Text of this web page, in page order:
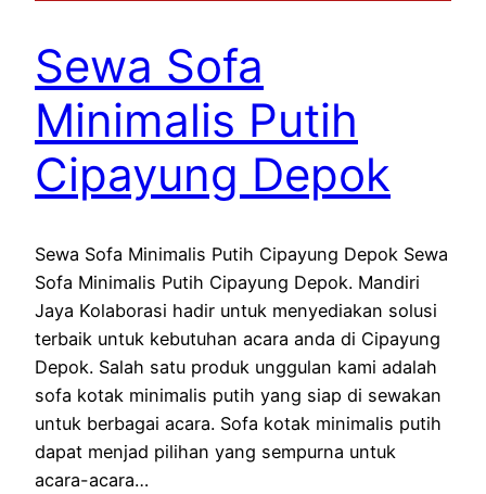
Sewa Sofa
Minimalis Putih
Cipayung Depok
Sewa Sofa Minimalis Putih Cipayung Depok Sewa
Sofa Minimalis Putih Cipayung Depok. Mandiri
Jaya Kolaborasi hadir untuk menyediakan solusi
terbaik untuk kebutuhan acara anda di Cipayung
Depok. Salah satu produk unggulan kami adalah
sofa kotak minimalis putih yang siap di sewakan
untuk berbagai acara. Sofa kotak minimalis putih
dapat menjad pilihan yang sempurna untuk
acara-acara…